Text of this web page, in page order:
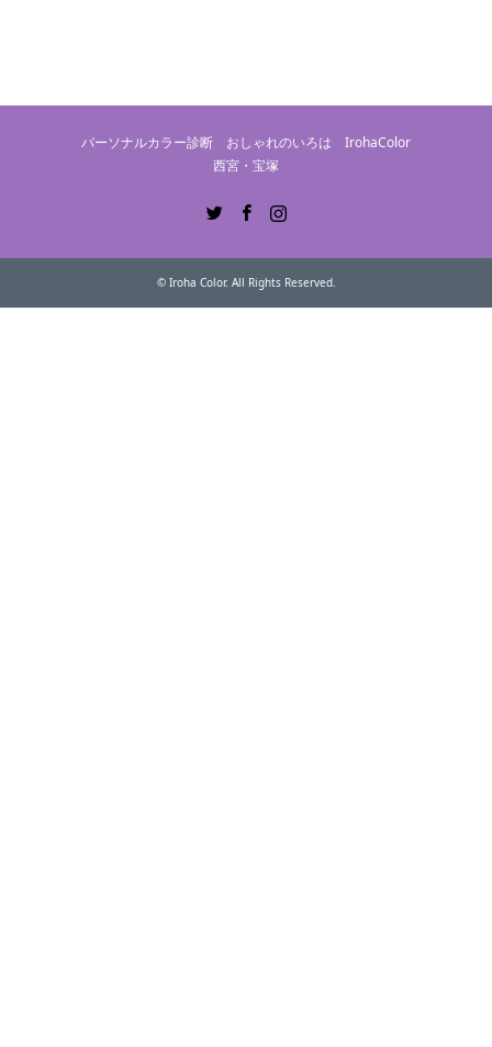
パーソナルカラー診断 おしゃれのいろは IrohaColor
西宮・宝塚
© Iroha Color. All Rights Reserved.